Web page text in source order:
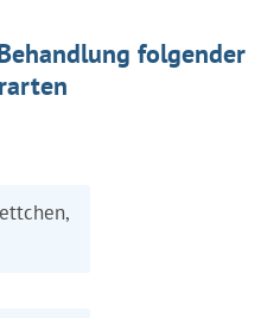
folgender